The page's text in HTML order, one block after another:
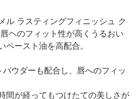
ル ラスティングフィニッシュ ク
ヘのフィット性が高くうるおい
ペースト油を高配合。
ウダーも配合し、唇へのフィッ
間が経ってもつけたての美しさが